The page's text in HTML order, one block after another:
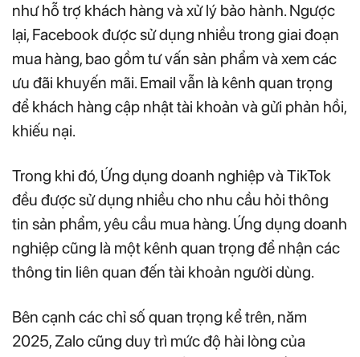
như hỗ trợ khách hàng và xử lý bảo hành. Ngược
lại, Facebook được sử dụng nhiều trong giai đoạn
mua hàng, bao gồm tư vấn sản phẩm và xem các
ưu đãi khuyến mãi. Email vẫn là kênh quan trọng
để khách hàng cập nhật tài khoản và gửi phản hồi,
khiếu nại.
Trong khi đó, Ứng dụng doanh nghiệp và TikTok
đều được sử dụng nhiều cho nhu cầu hỏi thông
tin sản phẩm, yêu cầu mua hàng. Ứng dụng doanh
nghiệp cũng là một kênh quan trọng để nhận các
thông tin liên quan đến tài khoản người dùng.
Bên cạnh các chỉ số quan trọng kể trên, năm
2025, Zalo cũng duy trì mức độ hài lòng của